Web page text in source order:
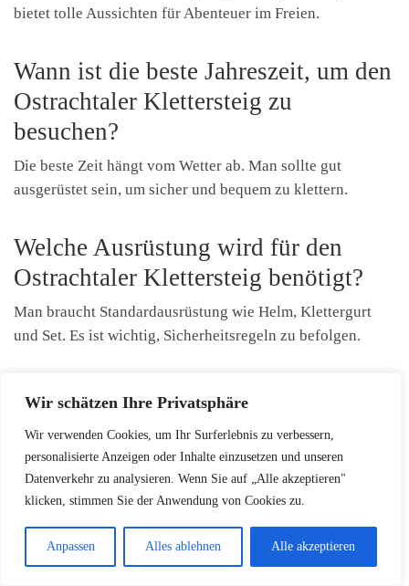
Wir schätzen Ihre Privatsphäre
Wir verwenden Cookies, um Ihr Surferlebnis zu verbessern,
personalisierte Anzeigen oder Inhalte einzusetzen und unseren
Datenverkehr zu analysieren. Wenn Sie auf „Alle akzeptieren"
klicken, stimmen Sie der Anwendung von Cookies zu.
Anpassen Alles ablehnen Alle akzeptieren
bietet tolle Aussichten für Abenteuer im Freien.
Wann ist die beste Jahreszeit, um den
Ostrachtaler Klettersteig zu
besuchen?
Die beste Zeit hängt vom Wetter ab. Man sollte gut
ausgerüstet sein, um sicher und bequem zu klettern.
Welche Ausrüstung wird für den
Ostrachtaler Klettersteig benötigt?
Man braucht Standardausrüstung wie Helm, Klettergurt
und Set. Es ist wichtig, Sicherheitsregeln zu befolgen.
Gibt es unterschiedliche
Schwierigkeitsgrade auf dem
Ostrachtaler Klettersteig?
Ja, es gibt viele Routen mit verschiedenen
Schwierigkeiten. Es gibt einfache und schwierige